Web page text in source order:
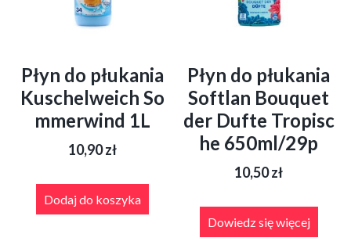
Płyn do płukania
Kuschelweich So
mmerwind 1L
10,90zł
Dodaj do koszyka
Płyn do płukania
Softlan Bouquet
der Dufte Tropisc
he 650ml/29p
10,50zł
Dowiedz się więcej